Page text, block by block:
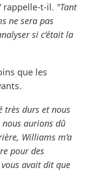
rappelle-t-il. "Tant
ne sera pas
si c’était la
que les
très durs et nous
nous aurions dû
Williams m’a
pour des
avait dit que